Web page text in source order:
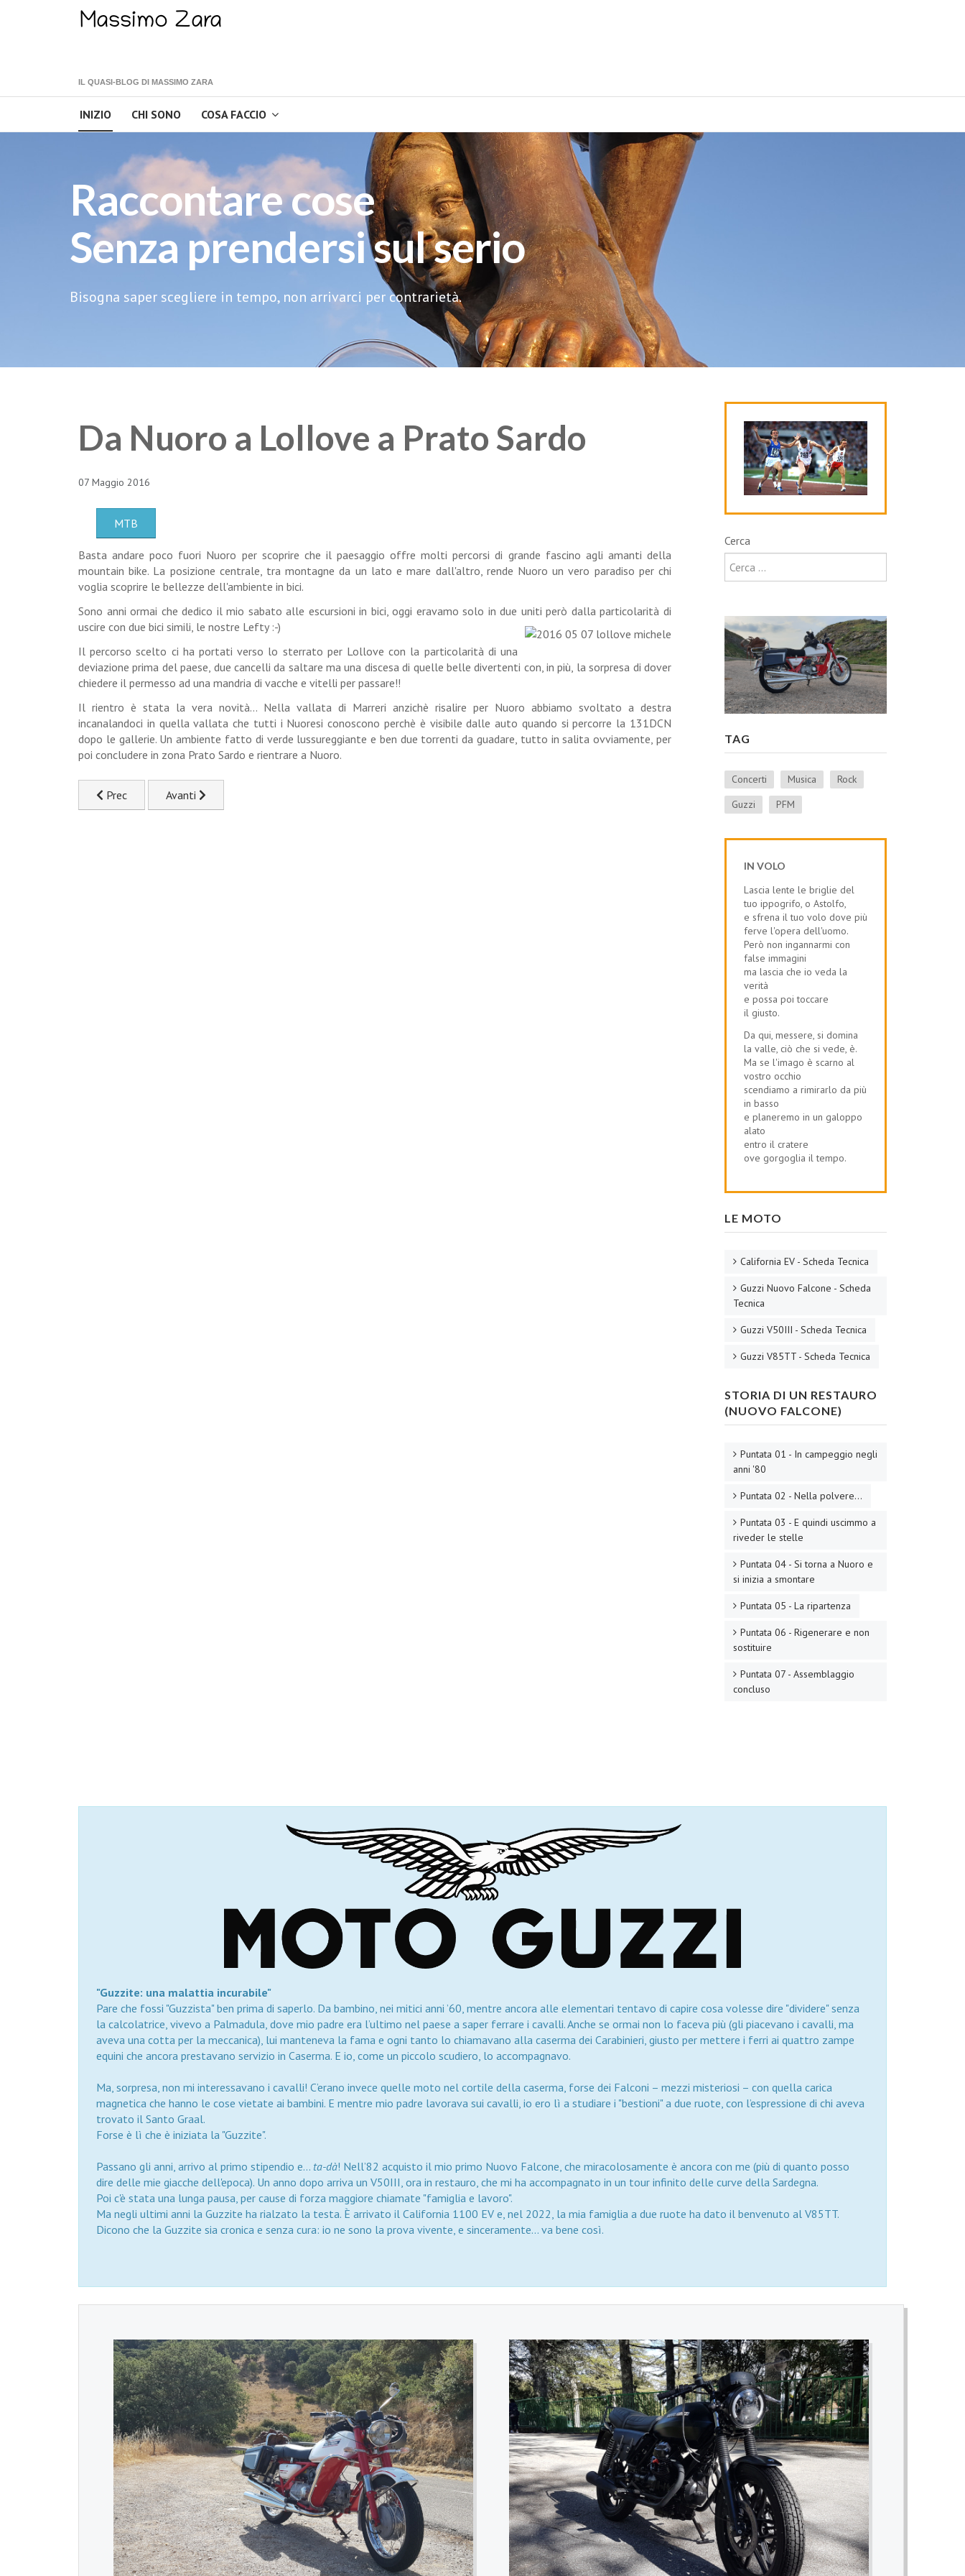
IL QUASI-BLOG DI MASSIMO ZARA
INIZIO CHI SONO COSA FACCIO
Raccontare cose
Senza prendersi sul serio
Bisogna saper scegliere in tempo, non arrivarci per contrarietà.
Da Nuoro a Lollove a Prato Sardo
07 Maggio 2016
MTB
Basta andare poco fuori Nuoro per scoprire che il paesaggio offre molti percorsi di grande fascino agli amanti della
mountain bike. La posizione centrale, tra montagne da un lato e mare dall'altro, rende Nuoro un vero paradiso per chi
voglia scoprire le bellezze dell'ambiente in bici.
Sono anni ormai che dedico il mio sabato alle escursioni in bici, oggi eravamo solo in due uniti però dalla particolarità di
uscire con due bici simili, le nostre Lefty :-)
Il percorso scelto ci ha portati verso lo sterrato per Lollove con la particolarità di una
deviazione prima del paese, due cancelli da saltare ma una discesa di quelle belle divertenti con, in più, la sorpresa di dover
chiedere il permesso ad una mandria di vacche e vitelli per passare!!
Il rientro è stata la vera novità... Nella vallata di Marreri anzichè risalire per Nuoro abbiamo svoltato a destra
incanalandoci in quella vallata che tutti i Nuoresi conoscono perchè è visibile dalle auto quando si percorre la 131DCN
dopo le gallerie. Un ambiente fatto di verde lussureggiante e ben due torrenti da guadare, tutto in salita ovviamente, per
poi concludere in zona Prato Sardo e rientrare a Nuoro.
Articolo precedente: Da Capo Comino a Cala Liberotto e ritorno
Prec Articolo successivo: Giro in Bici a Torpè e Talavà
Avanti
Cerca
TAG
Concerti Musica
Rock
Guzzi
PFM
IN VOLO
Lascia lente le briglie del
tuo ippogrifo, o Astolfo,
e sfrena il tuo volo dove più
ferve l'opera dell'uomo.
Però non ingannarmi con
false immagini
ma lascia che io veda la
verità
e possa poi toccare
il giusto.
Da qui, messere, si domina
la valle, ciò che si vede, è.
Ma se l'imago è scarno al
vostro occhio
scendiamo a rimirarlo da più
in basso
e planeremo in un galoppo
alato
entro il cratere
ove gorgoglia il tempo.
LE MOTO
California EV - Scheda Tecnica
Guzzi Nuovo Falcone - Scheda
Tecnica
Guzzi V50III - Scheda Tecnica
Guzzi V85TT - Scheda Tecnica
STORIA DI UN RESTAURO
(NUOVO FALCONE)
Puntata 01 - In campeggio negli
anni '80
Puntata 02 - Nella polvere...
Puntata 03 - E quindi uscimmo a
riveder le stelle
Puntata 04 - Si torna a Nuoro e
si inizia a smontare
Puntata 05 - La ripartenza
Puntata 06 - Rigenerare e non
sostituire
Puntata 07 - Assemblaggio
concluso
"Guzzite: una malattia incurabile"
Pare che fossi "Guzzista" ben prima di saperlo. Da bambino, nei mitici anni ’60, mentre ancora alle elementari tentavo di capire cosa volesse dire "dividere" senza
la calcolatrice, vivevo a Palmadula, dove mio padre era l’ultimo nel paese a saper ferrare i cavalli. Anche se ormai non lo faceva più (gli piacevano i cavalli, ma
aveva una cotta per la meccanica), lui manteneva la fama e ogni tanto lo chiamavano alla caserma dei Carabinieri, giusto per mettere i ferri ai quattro zampe
equini che ancora prestavano servizio in Caserma. E io, come un piccolo scudiero, lo accompagnavo.
Ma, sorpresa, non mi interessavano i cavalli! C’erano invece quelle moto nel cortile della caserma, forse dei Falconi – mezzi misteriosi – con quella carica
magnetica che hanno le cose vietate ai bambini. E mentre mio padre lavorava sui cavalli, io ero lì a studiare i "bestioni" a due ruote, con l’espressione di chi aveva
trovato il Santo Graal.
Forse è lì che è iniziata la "Guzzite".
Passano gli anni, arrivo al primo stipendio e... ta-dà! Nell’82 acquisto il mio primo Nuovo Falcone, che miracolosamente è ancora con me (più di quanto posso
dire delle mie giacche dell'epoca). Un anno dopo arriva un V50III, ora in restauro, che mi ha accompagnato in un tour infinito delle curve della Sardegna.
Poi c'è stata una lunga pausa, per cause di forza maggiore chiamate "famiglia e lavoro".
Ma negli ultimi anni la Guzzite ha rialzato la testa. È arrivato il California 1100 EV e, nel 2022, la mia famiglia a due ruote ha dato il benvenuto al V85TT.
Dicono che la Guzzite sia cronica e senza cura: io ne sono la prova vivente, e sinceramente... va bene così.